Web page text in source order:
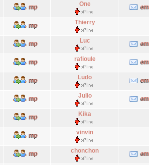
One
Thierry
Luc
rafioule
Ludo
Julio
Kika
vinvin
chonchon